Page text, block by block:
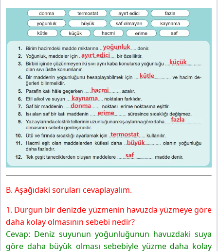
B. Aşağıdaki soruları cevaplayalım.
1. Durgun bir denizde yüzmenin havuzda yüzmeye göre
daha kolay olmasının sebebi nedir?
Cevap: Deniz suyunun yoğunluğunun havuzdaki suya
göre daha büyük olması sebebiyle yüzme daha kolay